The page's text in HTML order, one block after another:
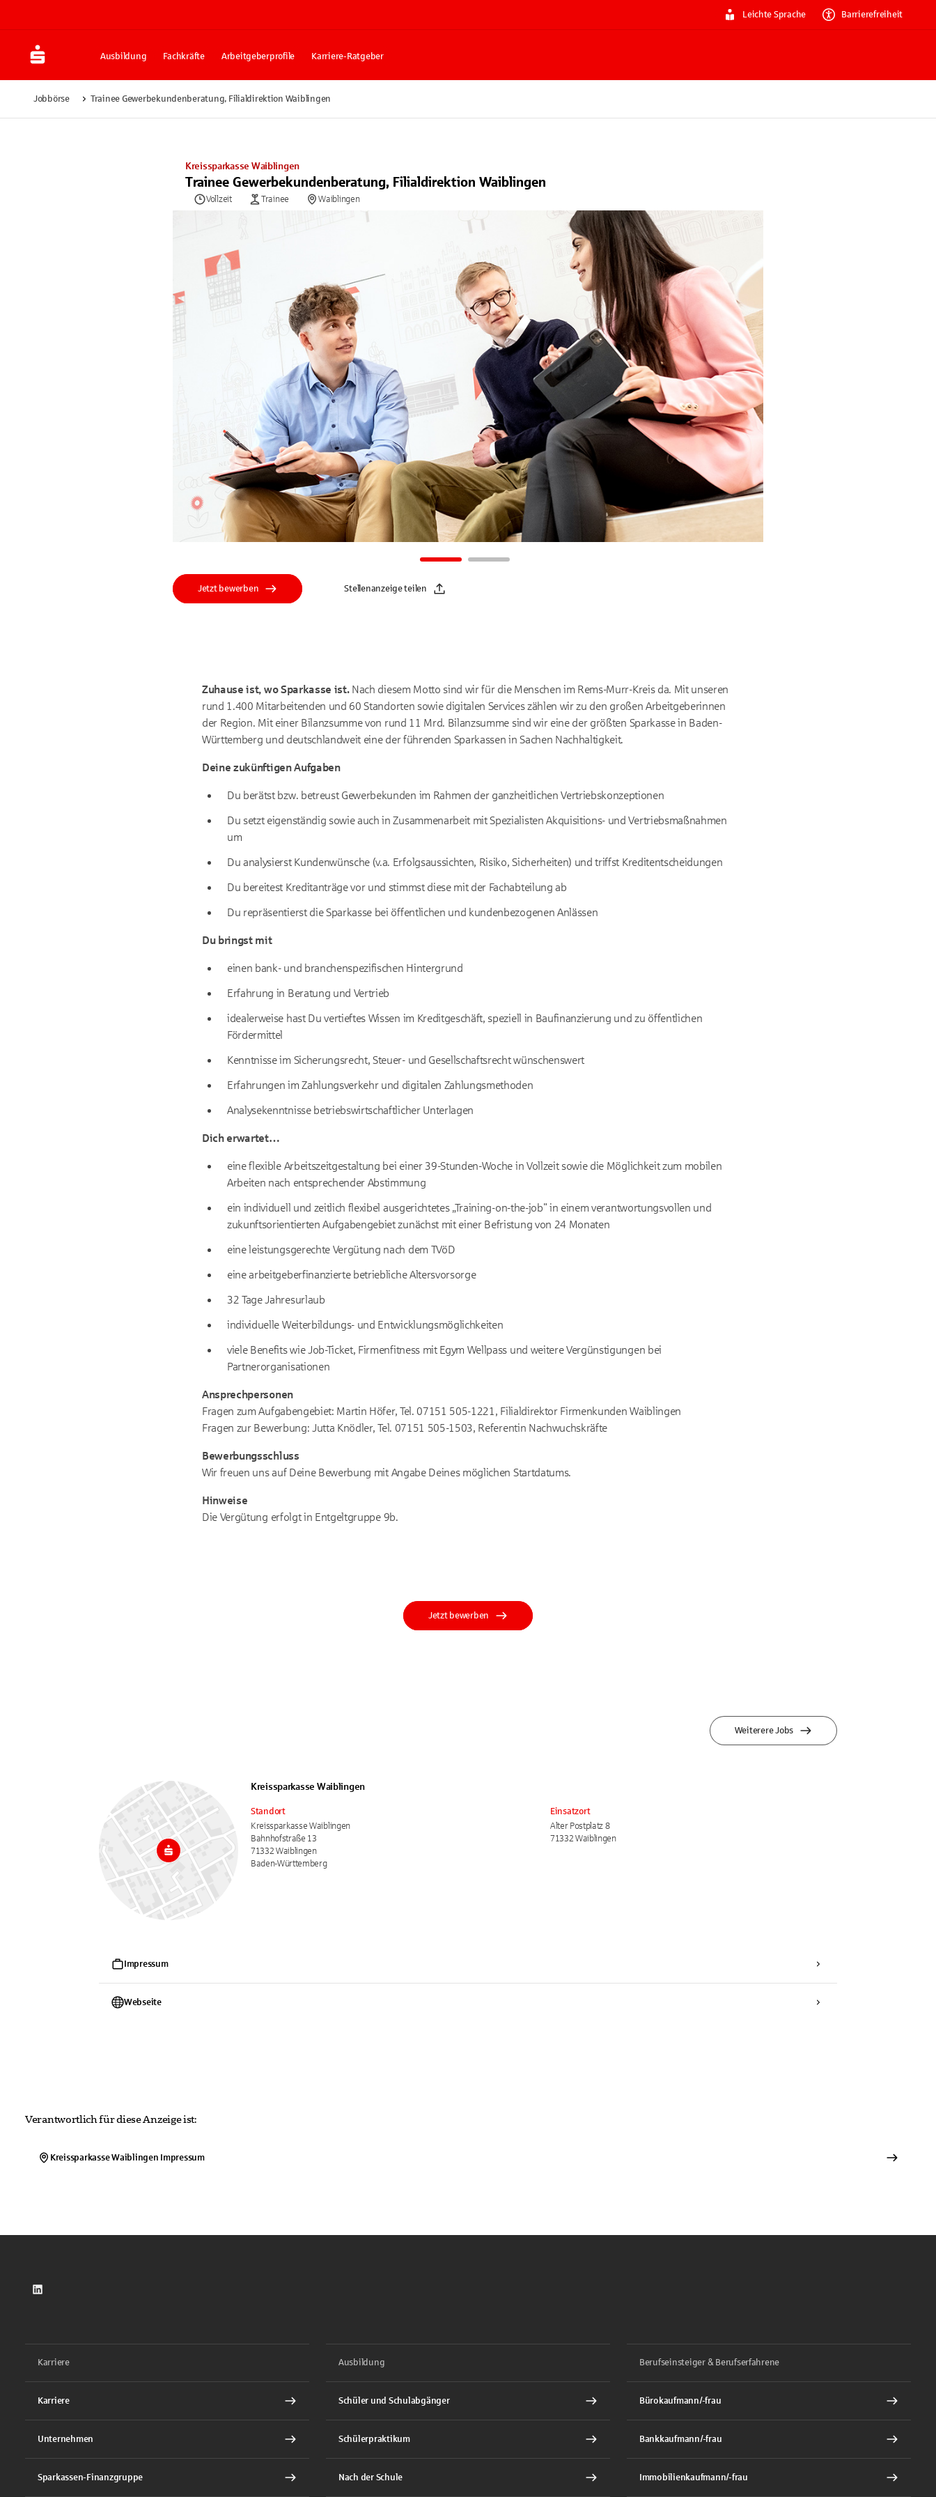
Leichte Sprache Barrierefreiheit
Ausbildung Fachkräfte Arbeitgeberprofile Karriere-Ratgeber
Jobbörse Trainee Gewerbekundenberatung, Filialdirektion Waiblingen
Kreissparkasse Waiblingen
Trainee Gewerbekundenberatung, Filialdirektion Waiblingen
Vollzeit Trainee Waiblingen
Jetzt bewerben Stellenanzeige teilen
Zuhause ist, wo Sparkasse ist.Nach diesem Motto sind wir für die Menschen im Rems-Murr-Kreis da. Mit unseren
rund 1.400 Mitarbeitenden und 60 Standorten sowie digitalen Services zählen wir zu den großen Arbeitgeberinnen
der Region. Mit einer Bilanzsumme von rund 11 Mrd. Bilanzsumme sind wir eine der größten Sparkasse in Baden-
Württemberg und deutschlandweit eine der führenden Sparkassen in Sachen Nachhaltigkeit.
Deine zukünftigen Aufgaben
Du berätst bzw. betreust Gewerbekunden im Rahmen der ganzheitlichen Vertriebskonzeptionen
Du setzt eigenständig sowie auch in Zusammenarbeit mit Spezialisten Akquisitions- und Vertriebsmaßnahmen
um
Du analysierst Kundenwünsche (v.a. Erfolgsaussichten, Risiko, Sicherheiten) und triffst Kreditentscheidungen
Du bereitest Kreditanträge vor und stimmst diese mit der Fachabteilung ab
Du repräsentierst die Sparkasse bei öffentlichen und kundenbezogenen Anlässen
Du bringst mit
einen bank- und branchenspezifischen Hintergrund
Erfahrung in Beratung und Vertrieb
idealerweise hast Du vertieftes Wissen im Kreditgeschäft, speziell in Baufinanzierung und zu öffentlichen
Fördermittel
Kenntnisse im Sicherungsrecht, Steuer- und Gesellschaftsrecht wünschenswert
Erfahrungen im Zahlungsverkehr und digitalen Zahlungsmethoden
Analysekenntnisse betriebswirtschaftlicher Unterlagen
Dich erwartet…
eine flexible Arbeitszeitgestaltung bei einer 39-Stunden-Woche in Vollzeit sowie die Möglichkeit zum mobilen
Arbeiten nach entsprechender Abstimmung
ein individuell und zeitlich flexibel ausgerichtetes „Training-on-the-job" in einem verantwortungsvollen und
zukunftsorientierten Aufgabengebiet zunächst mit einer Befristung von 24 Monaten
eine leistungsgerechte Vergütung nach dem TVöD
eine arbeitgeberfinanzierte betriebliche Altersvorsorge
32 Tage Jahresurlaub
individuelle Weiterbildungs- und Entwicklungsmöglichkeiten
viele Benefits wie Job-Ticket, Firmenfitness mit Egym Wellpass und weitere Vergünstigungen bei
Partnerorganisationen
Ansprechpersonen
Fragen zum Aufgabengebiet: Martin Höfer, Tel. 07151 505-1221, Filialdirektor Firmenkunden Waiblingen
Fragen zur Bewerbung: Jutta Knödler, Tel. 07151 505-1503, Referentin Nachwuchskräfte
Bewerbungsschluss
Wir freuen uns auf Deine Bewerbung mit Angabe Deines möglichen Startdatums.
Hinweise
Die Vergütung erfolgt in Entgeltgruppe 9b.
Jetzt bewerben
Weiterere Jobs
Kreissparkasse Waiblingen
Standort
Kreissparkasse Waiblingen
Bahnhofstraße 13
71332 Waiblingen
Baden-Württemberg
Einsatzort
Alter Postplatz 8
71332 Waiblingen
Impressum
Webseite
Verantwortlich für diese Anzeige ist:
Kreissparkasse Waiblingen Impressum
LinkedIn
Karriere
Karriere
Unternehmen
Sparkassen-Finanzgruppe
Ausbildung
Schüler und Schulabgänger
Schülerpraktikum
Nach der Schule
Berufseinsteiger & Berufserfahrene
Bürokaufmann/-frau
Bankkaufmann/-frau
Immobilienkaufmann/-frau